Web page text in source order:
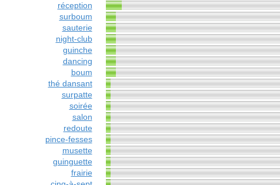
réception
surboum
sauterie
night-club
guinche
dancing
boum
thé dansant
surpatte
soirée
salon
redoute
pince-fesses
musette
guinguette
frairie